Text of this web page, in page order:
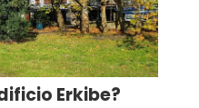
Erkibe?